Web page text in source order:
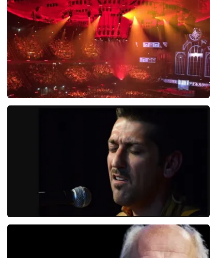
289+reviews
BEKIJKEN
Vrienden Van Amstel Live